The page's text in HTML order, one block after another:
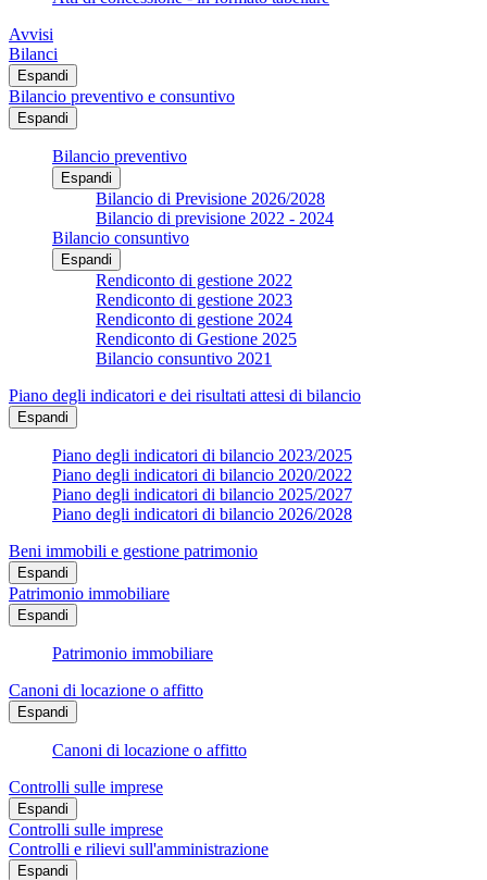
Avvisi
Bilanci
Espandi
Bilancio preventivo e consuntivo
Espandi
Bilancio preventivo
Espandi
Bilancio di Previsione 2026/2028
Bilancio di previsione 2022 - 2024
Bilancio consuntivo
Espandi
Rendiconto di gestione 2022
Rendiconto di gestione 2023
Rendiconto di gestione 2024
Rendiconto di Gestione 2025
Bilancio consuntivo 2021
Piano degli indicatori e dei risultati attesi di bilancio
Espandi
Piano degli indicatori di bilancio 2023/2025
Piano degli indicatori di bilancio 2020/2022
Piano degli indicatori di bilancio 2025/2027
Piano degli indicatori di bilancio 2026/2028
Beni immobili e gestione patrimonio
Espandi
Patrimonio immobiliare
Espandi
Patrimonio immobiliare
Canoni di locazione o affitto
Espandi
Canoni di locazione o affitto
Controlli sulle imprese
Espandi
Controlli sulle imprese
Controlli e rilievi sull'amministrazione
Espandi